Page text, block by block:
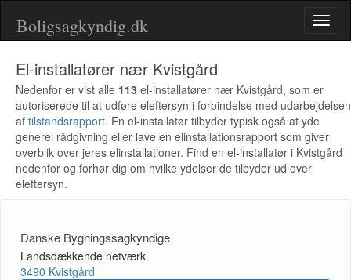
Boligsagkyndig.dk
El-installatører nær Kvistgård
Nedenfor er vist alle 113 el-installatører nær Kvistgård, som er
autoriserede til at udføre eleftersyn i forbindelse med udarbejdelsen
af tilstandsrapport. En el-installatør tilbyder typisk også at yde
generel rådgivning eller lave en elinstallationsrapport som giver
overblik over jeres elinstallationer. Find en el-installatør i Kvistgård
nedenfor og forhør dig om hvilke ydelser de tilbyder ud over
eleftersyn.
Danske Bygningssagkyndige
Landsdækkende netværk
3490 Kvistgård